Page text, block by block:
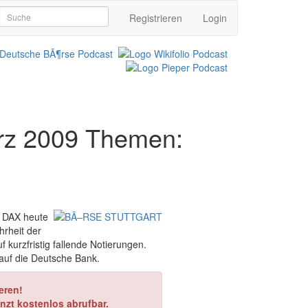
Registrieren Login
2009 Themen:
heute
der
kurzfristig fallende Notierungen.
die Deutsche Bank.
kostenlos abrufbar.